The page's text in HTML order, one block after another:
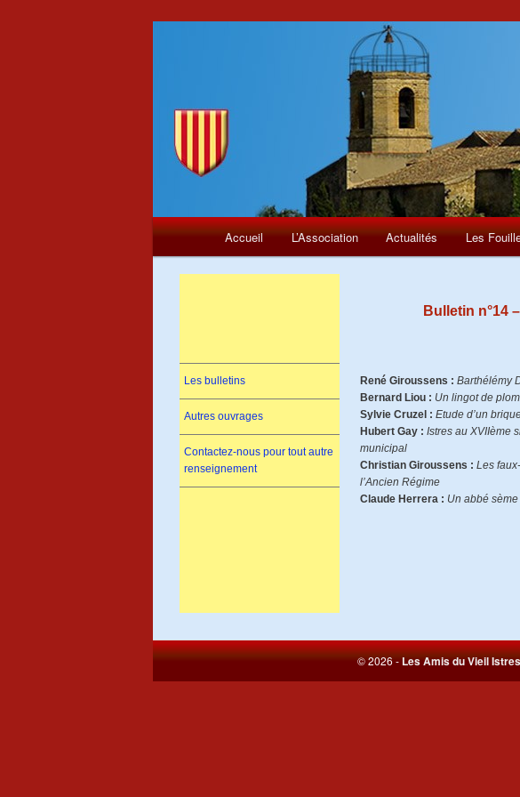
Menu
Aller
Accueil L’Association Actualités Les
Les bulletins
Autres ouvrages
Contactez-nous pour tout autre
renseignement
Bulletin n°14
René Giroussens : Barthélémy
Bernard Liou : Un lingot de
Sylvie Cruzel : Etude d’un
Hubert Gay : Istres au XVIIème
municipal
Christian Giroussens : Les
l’Ancien Régime
Claude Herrera : Un abbé
© 2026 - Les Amis du Vieil Istres